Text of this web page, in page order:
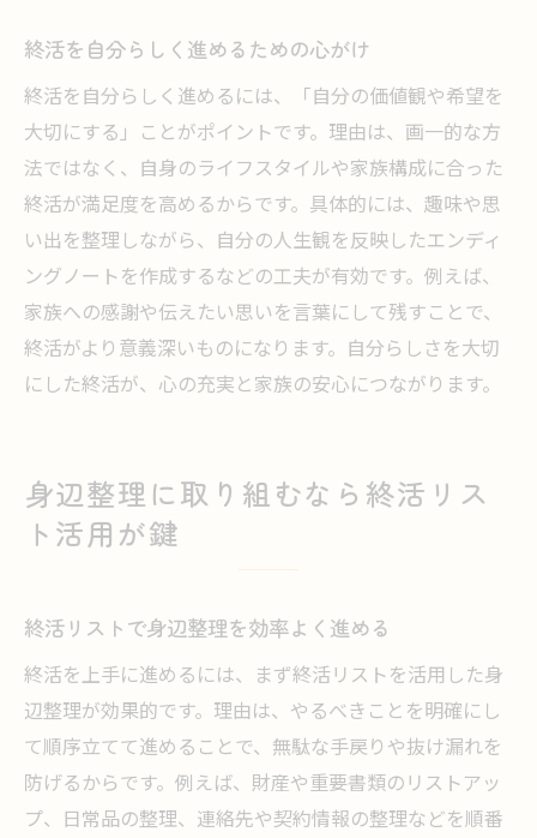
終活を自分らしく進めるための心がけ
終活を自分らしく進めるには、「自分の価値観や希望を
大切にする」ことがポイントです。理由は、画一的な方
法ではなく、自身のライフスタイルや家族構成に合った
終活が満足度を高めるからです。具体的には、趣味や思
い出を整理しながら、自分の人生観を反映したエンディ
ングノートを作成するなどの工夫が有効です。例えば、
家族への感謝や伝えたい思いを言葉にして残すことで、
終活がより意義深いものになります。自分らしさを大切
にした終活が、心の充実と家族の安心につながります。
身辺整理に取り組むなら終活リス
ト活用が鍵
終活リストで身辺整理を効率よく進める
終活を上手に進めるには、まず終活リストを活用した身
辺整理が効果的です。理由は、やるべきことを明確にし
て順序立てて進めることで、無駄な手戻りや抜け漏れを
防げるからです。例えば、財産や重要書類のリストアッ
プ、日常品の整理、連絡先や契約情報の整理などを順番